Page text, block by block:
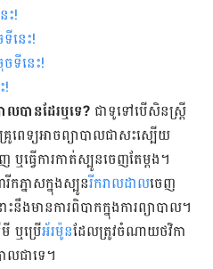
ះ!
នេះ!
ទីនេះ!
!
លបានដែរឬទេ? ជាទូទៅបើសិន​ស្រ្តី
ពេទ្យអាចព្យាបាលជាសះស្បើយ
ធ្វើការកាត់​ស្បូនចេញតែម្តង។
កភ្នាសក្នុងស្បូនរីករាលដាលចេញ
ងមានការពិបាកក្នុងការព្យាបាល។
ឬ​ប្រើ​អ័រម៉ូន​ដែលត្រូវចំណាយថវិកា
លជាទេ។